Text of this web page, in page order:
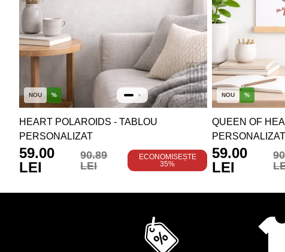
NOU %
HEART POLAROIDS - TABLOU
PERSONALIZAT
59.00
LEI
90.89
LEI
ECONOMISEȘTE
35%
NOU %
QUEEN OF
PERSONALIZAT
59.00
LEI